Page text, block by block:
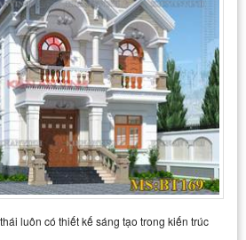
luôn có thiết kế sáng tạo trong kiến trúc